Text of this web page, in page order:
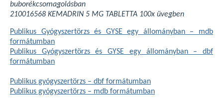
buborékcsomagolásban
210016568 KEMADRIN 5 MG TABLETTA 100x üvegben
Publikus Gyógyszertörzs és GYSE egy állományban – mdb
formátumban
Publikus Gyógyszertörzs és GYSE egy állományban – dbf
formátumban
Publikus gyógyszertörzs – dbf formátumban
Publikus gyógyszertörzs – mdb formátumban